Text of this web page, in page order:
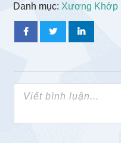
Danh mục: Xương Khớp